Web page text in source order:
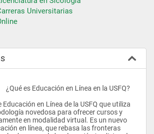
Universitarias
					¿Qué es Educación en Línea en la USFQ?
Educación en Línea de la USFQ que utiliza
novedosa para ofrecer cursos y
en modalidad virtual. Es un nuevo
en línea, que rebasa las fronteras